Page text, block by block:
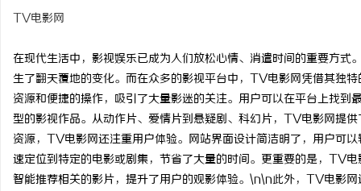
TV电影网
在现代生活中，影视娱乐已成为人们放松心情、消遣时间的重要方
生了翻天覆地的变化。而在众多的影视平台中，TV电影网凭借其独
资源和便捷的操作，吸引了大量影迷的关注。用户可以在平台上找
型的影视作品。从动作片、爱情片到悬疑剧、科幻片，TV电影网提
资源，TV电影网还注重用户体验。网站界面设计简洁明了，用户可
速定位到特定的电影或剧集，节省了大量的时间。更重要的是，TV
智能推荐相关的影片，提升了用户的观影体验。\n\n此外，TV电影